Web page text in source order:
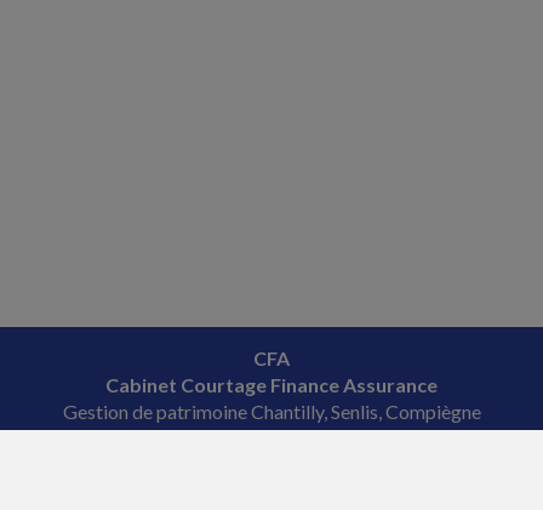
CFA
Cabinet Courtage Finance Assurance
Gestion de patrimoine Chantilly, Senlis, Compiègne